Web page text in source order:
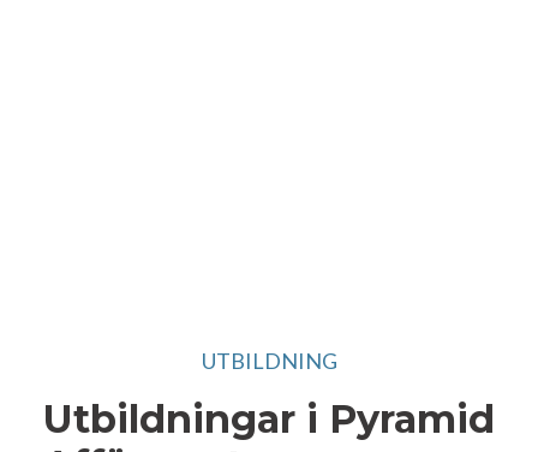
UTBILDNING
Utbildningar i Pyramid